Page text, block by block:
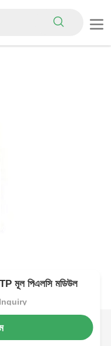
মূল পিএলসি মডিউল